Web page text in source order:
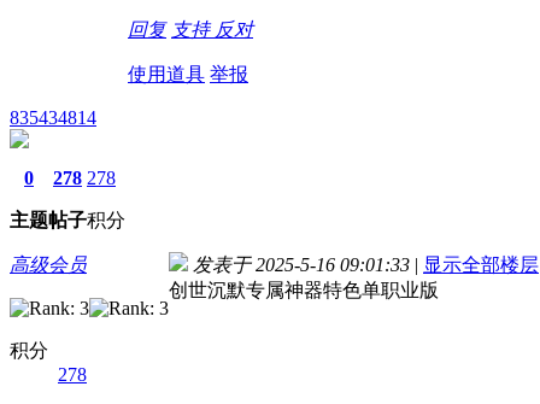
回复 支持 反对
使用道具 举报
835434814
0
主题
278
帖子
278
积分
高级会员
积分
278
发表于 2025-5-16 09:01:33 | 显示全部楼层
创世沉默专属神器特色单职业版